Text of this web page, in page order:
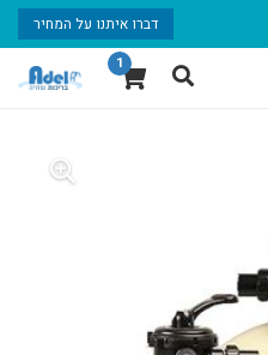
דברו איתנו על המחיר
1